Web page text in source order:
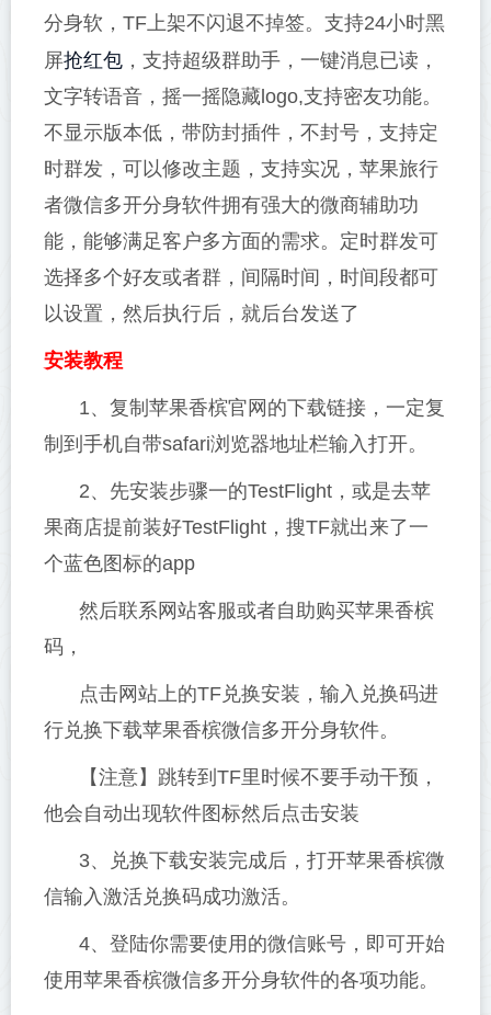
分身软，TF上架不闪退不掉签。支持24小时黑
屏抢红包 ，支持超级群助手，一键消息已读，
文字转语音，摇一摇隐藏logo,支持密友功能。
不显示版本低，带防封插件，不封号，支持定
时群发，可以修改主题，支持实况，苹果旅行
者微信多开分身软件拥有强大的微商辅助功
能，能够满足客户多方面的需求。定时群发可
选择多个好友或者群，间隔时间，时间段都可
以设置，然后执行后，就后台发送了
安装教程
1、复制苹果香槟官网的下载链接，一定复
制到手机自带safari浏览器地址栏输入打开。
2、先安装步骤一的TestFlight，或是去苹
果商店提前装好TestFlight，搜TF就出来了一
个蓝色图标的app
然后联系网站客服或者自助购买苹果香槟
码，
点击网站上的TF兑换安装，输入兑换码进
行兑换下载苹果香槟微信多开分身软件。
【注意】跳转到TF里时候不要手动干预，
他会自动出现软件图标然后点击安装
3、兑换下载安装完成后，打开苹果香槟微
信输入激活兑换码成功激活。
4、登陆你需要使用的微信账号，即可开始
使用苹果香槟微信多开分身软件的各项功能。